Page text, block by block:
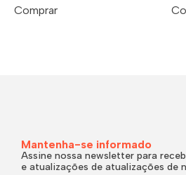
Comprar
Mantenha-se informado
Assine nossa newsletter para
e atualizações de atualizações de